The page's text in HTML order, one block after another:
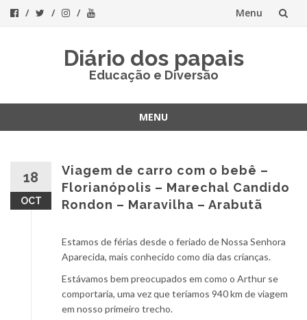
Menu
Diário dos papais
Educação e Diversão
MENU
18
OCT
Viagem de carro com o bebê –
Florianópolis – Marechal Candido
Rondon – Maravilha – Arabutã
Estamos de férias desde o feriado de Nossa Senhora
Aparecida, mais conhecido como dia das crianças.
Estávamos bem preocupados em como o Arthur se
comportaria, uma vez que teríamos 940 km de viagem
em nosso primeiro trecho.